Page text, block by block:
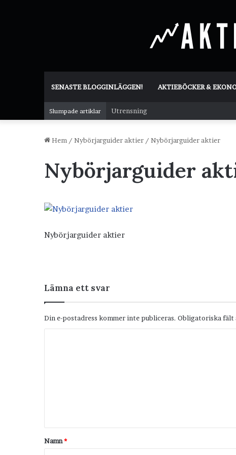
SENASTE BLOGGINLÄGGEN! AKTIEBÖCKER &
Slumpade artiklar Utrensning
Hem / Nybörjarguider aktier / Nybörjarguider aktier
Nybörjarguider
Nybörjarguider aktier
Lämna ett svar
Din e-postadress kommer inte publiceras. Obligatoriska fält
t
a
Namn*